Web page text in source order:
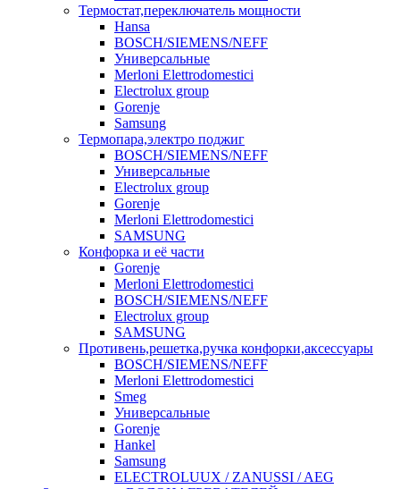
Термостат,переключатель мощности
Hansa
BOSCH/SIEMENS/NEFF
Универсальные
Merloni Elettrodomestici
Electrolux group
Gorenje
Samsung
Термопара,электро поджиг
BOSCH/SIEMENS/NEFF
Универсальные
Electrolux group
Gorenje
Merloni Elettrodomestici
SAMSUNG
Конфорка и её части
Gorenje
Merloni Elettrodomestici
BOSCH/SIEMENS/NEFF
Electrolux group
SAMSUNG
Противень,решетка,ручка конфорки,аксессуары
BOSCH/SIEMENS/NEFF
Merloni Elettrodomestici
Smeg
Универсальные
Gorenje
Hankel
Samsung
ELECTROLUUX / ZANUSSI / AEG